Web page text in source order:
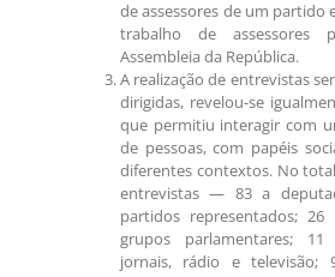
de assessores de um partido
trabalho de assessores
Assembleia da República.
A realização de entrevistas
dirigidas, revelou-se
que permitiu interagir com
de pessoas, com papéis
diferentes contextos. No
entrevistas — 83 a
partidos representados; 26
grupos parlamentares;
jornais, rádio e televisão;